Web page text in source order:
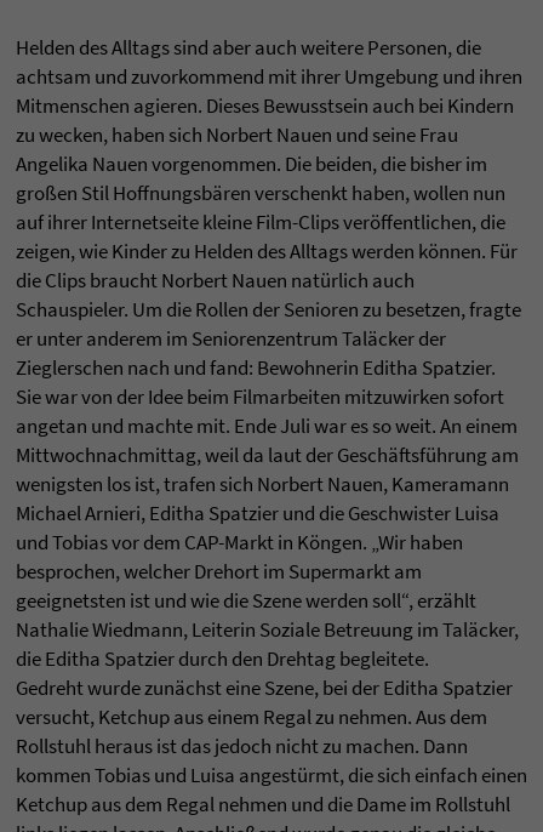
Helden des Alltags sind aber auch weitere Personen, die
achtsam und zuvorkommend mit ihrer Umgebung und ihren
Mitmenschen agieren. Dieses Bewusstsein auch bei Kindern
zu wecken, haben sich Norbert Nauen und seine Frau
Angelika Nauen vorgenommen. Die beiden, die bisher im
großen Stil Hoffnungsbären verschenkt haben, wollen nun
auf ihrer Internetseite kleine Film-Clips veröffentlichen, die
zeigen, wie Kinder zu Helden des Alltags werden können. Für
die Clips braucht Norbert Nauen natürlich auch
Schauspieler. Um die Rollen der Senioren zu besetzen, fragte
er unter anderem im Seniorenzentrum Taläcker der
Zieglerschen nach und fand: Bewohnerin Editha Spatzier.
Sie war von der Idee beim Filmarbeiten mitzuwirken sofort
angetan und machte mit. Ende Juli war es so weit. An einem
Mittwochnachmittag, weil da laut der Geschäftsführung am
wenigsten los ist, trafen sich Norbert Nauen, Kameramann
Michael Arnieri, Editha Spatzier und die Geschwister Luisa
und Tobias vor dem CAP-Markt in Köngen. „Wir haben
besprochen, welcher Drehort im Supermarkt am
geeignetsten ist und wie die Szene werden soll“, erzählt
Nathalie Wiedmann, Leiterin Soziale Betreuung im Taläcker,
die Editha Spatzier durch den Drehtag begleitete.
Gedreht wurde zunächst eine Szene, bei der Editha Spatzier
versucht, Ketchup aus einem Regal zu nehmen. Aus dem
Rollstuhl heraus ist das jedoch nicht zu machen. Dann
kommen Tobias und Luisa angestürmt, die sich einfach einen
Ketchup aus dem Regal nehmen und die Dame im Rollstuhl